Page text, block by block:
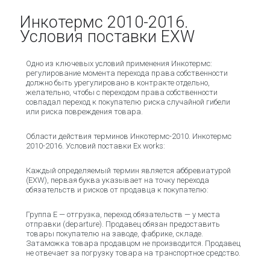
Инкотермс 2010-2016.
Условия поставки EXW
Одно из ключевых условий применения Инкотермс:
регулирование момента перехода права собственности
должно быть урегулировано в контракте отдельно,
желательно, чтобы с переходом права собственности
совпадал переход к покупателю риска случайной гибели
или риска повреждения товара.
Области действия терминов Инкотермс-2010. Инкотермс
2010-2016. Условий поставки Ex works:
Каждый определяемый термин является аббревиатурой
(EXW), первая буква указывает на точку перехода
обязательств и рисков от продавца к покупателю:
Группа E — отгрузка, переход обязательств — у места
отправки (departure). Продавец обязан предоставить
товары покупателю на заводе, фабрике, складе.
Затаможка товара продавцом не производится. Продавец
не отвечает за погрузку товара на транспортное средство.